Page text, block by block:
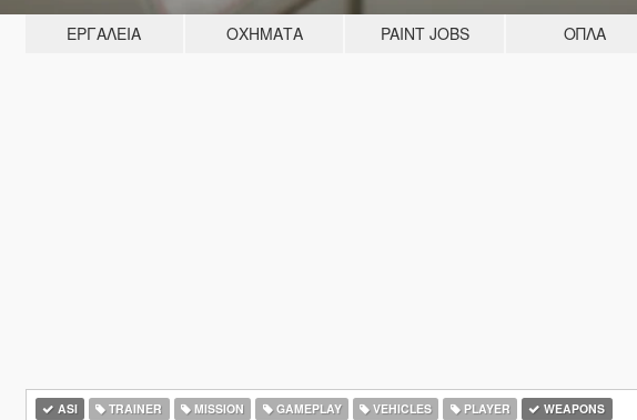
ΕΡΓΑΛΕΊΑ ΟΧΉΜΑΤΑ PAINT JOBS ΌΠΛΑ
ASI TRAINER MISSION GAMEPLAY VEHICLES PLAYER WEAPONS